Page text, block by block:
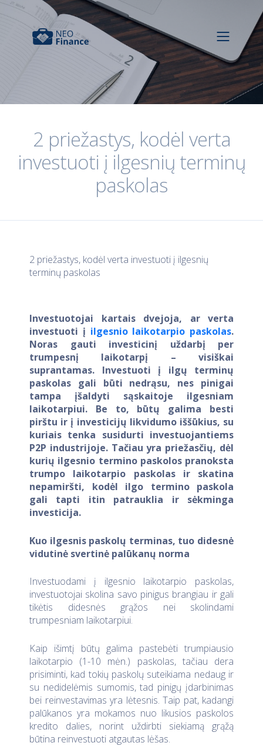
2 priežastys, kodėl verta
investuoti į ilgesnių terminų
paskolas
2 priežastys, kodėl verta investuoti į ilgesnių
terminų paskolas
Investuotojai kartais dvejoja, ar verta
investuoti į ilgesnio laikotarpio paskolas.
Noras gauti investicinį uždarbį per
trumpesnį laikotarpį – visiškai
suprantamas. Investuoti į ilgų terminų
paskolas gali būti nedrąsu, nes pinigai
tampa įšaldyti sąskaitoje ilgesniam
laikotarpiui. Be to, būtų galima besti
pirštu ir į investicijų likvidumo iššūkius, su
kuriais tenka susidurti investuojantiems
P2P industrijoje. Tačiau yra priežasčių, dėl
kurių ilgesnio termino paskolos pranoksta
trumpo laikotarpio paskolas ir skatina
nepamiršti, kodėl ilgo termino paskola
gali tapti itin patrauklia ir sėkminga
investicija.
Kuo ilgesnis paskolų terminas, tuo didesnė
vidutinė svertinė palūkanų norma
Investuodami į ilgesnio laikotarpio paskolas,
investuotojai skolina savo pinigus brangiau ir gali
tikėtis didesnės grąžos nei skolindami
trumpesniam laikotarpiui.
Kaip išimtį būtų galima pastebėti trumpiausio
laikotarpio (1-10 mėn.) paskolas, tačiau dera
prisiminti, kad tokių paskolų suteikiama nedaug ir
su nedidelėmis sumomis, tad pinigų įdarbinimas
bei reinvestavimas yra lėtesnis. Taip pat, kadangi
palūkanos yra mokamos nuo likusios paskolos
kredito dalies, norint uždirbti siekiamą grąžą
būtina reinvestuoti atgautas lėšas.